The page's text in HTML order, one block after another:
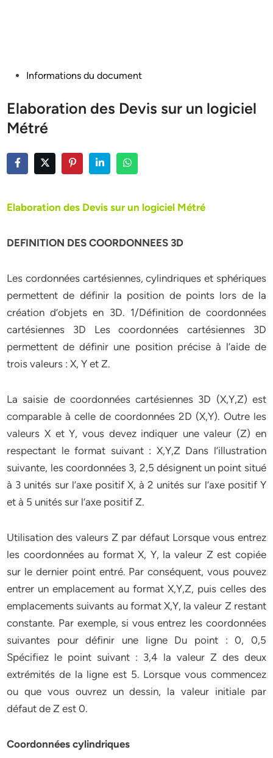
PostedInformations du document
Elaboration des Devis sur un logiciel
Métré
Elaboration des Devis sur un logiciel Métré
DEFINITION DES COORDONNEES 3D
Les cordonnées cartésiennes, cylindriques et sphériques
permettent de définir la position de points lors de la
création d’objets en 3D. 1/Définition de coordonnées
cartésiennes 3D Les coordonnées cartésiennes 3D
permettent de définir une position précise à l’aide de
trois valeurs : X, Y et Z.
La saisie de coordonnées cartésiennes 3D (X,Y,Z) est
comparable à celle de coordonnées 2D (X,Y). Outre les
valeurs X et Y, vous devez indiquer une valeur (Z) en
respectant le format suivant : X,Y,Z Dans l’illustration
suivante, les coordonnées 3, 2,5 désignent un point situé
à 3 unités sur l’axe positif X, à 2 unités sur l’axe positif Y
et à 5 unités sur l’axe positif Z.
Utilisation des valeurs Z par défaut Lorsque vous entrez
les coordonnées au format X, Y, la valeur Z est copiée
sur le dernier point entré. Par conséquent, vous pouvez
entrer un emplacement au format X,Y,Z, puis celles des
emplacements suivants au format X,Y, la valeur Z restant
constante. Par exemple, si vous entrez les coordonnées
suivantes pour définir une ligne Du point : 0, 0,5
Spécifiez le point suivant : 3,4 la valeur Z des deux
extrémités de la ligne est 5. Lorsque vous commencez
ou que vous ouvrez un dessin, la valeur initiale par
défaut de Z est 0.
Coordonnées cylindriques